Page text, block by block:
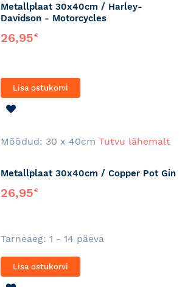
Metallplaat 30x40cm / Harley-
Davidson - Motorcycles
26,95€
Lisa ostukorvi
Mõõdud: 30 x 40cm Tutvu lähemalt
Metallplaat 30x40cm / Copper Pot Gin
26,95€
Tarneaeg: 1 - 14 päeva
Lisa ostukorvi